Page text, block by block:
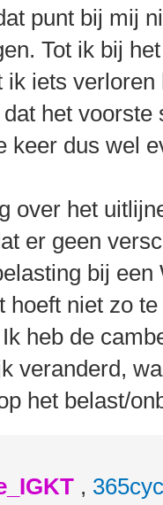
punt bij mij
Tot ik bij
ik iets
het
keer dus wel
over het
er geen
bij
hoeft niet zo
heb de
veranderd,
het belast/
,